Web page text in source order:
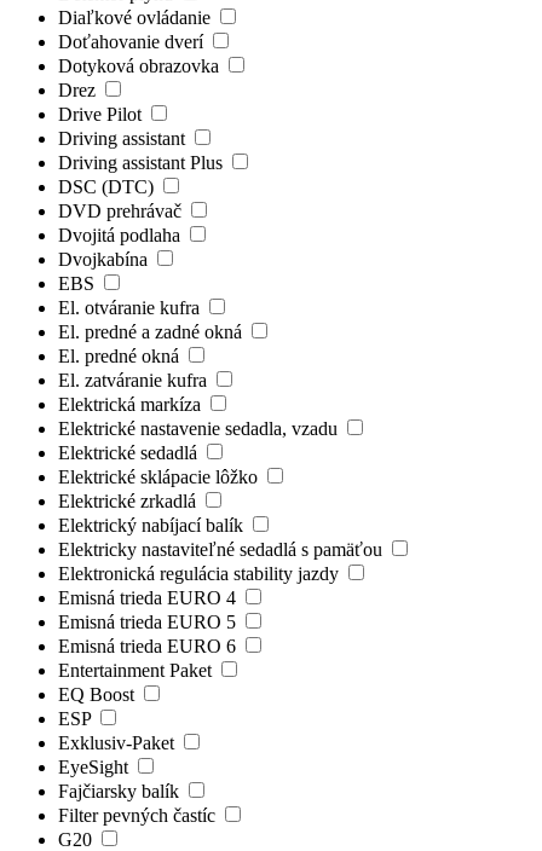
Diaľkové ovládanie
Doťahovanie dverí
Dotyková obrazovka
Drez
Drive Pilot
Driving assistant
Driving assistant Plus
DSC (DTC)
DVD prehrávač
Dvojitá podlaha
Dvojkabína
EBS
El. otváranie kufra
El. predné a zadné okná
El. predné okná
El. zatváranie kufra
Elektrická markíza
Elektrické nastavenie sedadla, vzadu
Elektrické sedadlá
Elektrické sklápacie lôžko
Elektrické zrkadlá
Elektrický nabíjací balík
Elektricky nastaviteľné sedadlá s pamäťou
Elektronická regulácia stability jazdy
Emisná trieda EURO 4
Emisná trieda EURO 5
Emisná trieda EURO 6
Entertainment Paket
EQ Boost
ESP
Exklusiv-Paket
EyeSight
Fajčiarsky balík
Filter pevných častíc
G20